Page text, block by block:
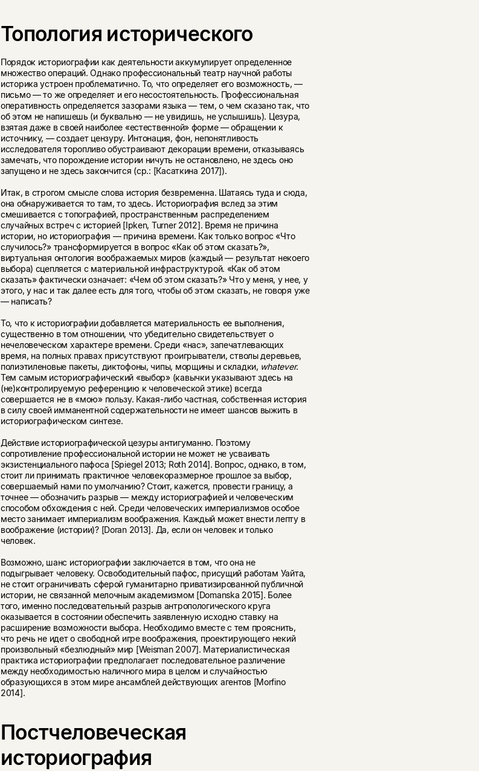
Топология исторического
Порядок историографии как деятельности аккумулирует определенное
множество операций. Однако профессиональный театр научной работы
историка устроен проблематично. То, что определяет его возможность, —
письмо — то же определяет и его несостоятельность. Профессиональная
оперативность определяется зазорами языка — тем, о чем сказано так, что
об этом не напишешь (и буквально — не увидишь, не услышишь). Цезура,
взятая даже в своей наиболее «естественной» форме — обращении к
источнику, — создает цензуру. Интонация, фон, непонятливость
исследователя торопливо обустраивают декорации времени, отказываясь
замечать, что порождение истории ничуть не остановлено, не здесь оно
запущено и не здесь закончится (ср.: [Касаткина 2017]).
Итак, в строгом смысле слова история безвременна. Шатаясь туда и сюда,
она обнаруживается то там, то здесь. Историография вслед за этим
смешивается с топографией, пространственным распределением
случайных встреч с историей [Ipken, Turner 2012]. Время не причина
истории, но историография — причина времени. Как только вопрос «Что
случилось?» трансформируется в вопрос «Как об этом сказать?»,
виртуальная онтология воображаемых миров (каждый — результат некоего
выбора) сцепляется с материальной инфраструктурой. «Как об этом
сказать» фактически означает: «Чем об этом сказать?» Что у меня, у нее, у
этого, у нас и так далее есть для того, чтобы об этом сказать, не говоря уже
— написать?
То, что к историографии добавляется материальность ее выполнения,
существенно в том отношении, что убедительно свидетельствует о
нечеловеческом характере времени. Среди «нас», запечатлевающих
время, на полных правах присутствуют проигрыватели, стволы деревьев,
полиэтиленовые пакеты, диктофоны, чипы, морщины и складки, whatever.
Тем самым историографический «выбор» (кавычки указывают здесь на
(не)контролируемую референцию к человеческой этике) всегда
совершается не в «мою» пользу. Какая-либо частная, собственная история
в силу своей имманентной содержательности не имеет шансов выжить в
историографическом синтезе.
Действие историографической цезуры антигуманно. Поэтому
сопротивление профессиональной истории не может не усваивать
экзистенциального пафоса [Spiegel 2013; Roth 2014]. Вопрос, однако, в том,
стоит ли принимать практичное человекоразмерное прошлое за выбор,
совершаемый нами по умолчанию? Стоит, кажется, провести границу, а
точнее — обозначить разрыв — между историографией и человеческим
способом обхождения с ней. Среди человеческих империализмов особое
место занимает империализм воображения. Каждый может внести лепту в
воображение (истории)? [Doran 2013]. Да, если он человек и только
человек.
Возможно, шанс историографии заключается в том, что она не
подыгрывает человеку. Освободительный пафос, присущий работам Уайта,
не стоит ограничивать сферой гуманитарно приватизированной публичной
истории, не связанной мелочным академизмом [Domanska 2015]. Более
того, именно последовательный разрыв антропологического круга
оказывается в состоянии обеспечить заявленную исходно ставку на
расширение возможности выбора. Необходимо вместе с тем прояснить,
что речь не идет о свободной игре воображения, проектирующего некий
произвольный «безлюдный» мир [Weisman 2007]. Материалистическая
практика историографии предполагает последовательное различение
между необходимостью наличного мира в целом и случайностью
образующихся в этом мире ансамблей действующих агентов [Morfino
2014].
Постчеловеческая
историография